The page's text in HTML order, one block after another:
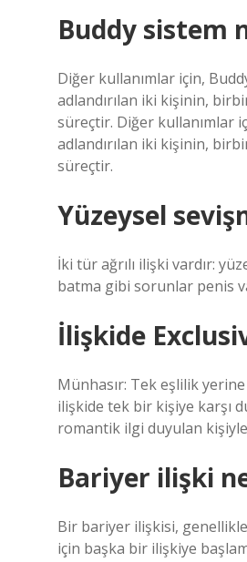
Buddy sistem
Diğer kullanımlar için,
adlandırılan iki kişinin,
süreçtir. Diğer kullanımlar
adlandırılan iki kişinin,
süreçtir.
Yüzeysel
İki tür ağrılı ilişki vardır:
batma gibi sorunlar penis
İlişkide
Münhasır: Tek eşlilik
ilişkide tek bir kişiye karşı
romantik ilgi duyulan
Bariyer ilişki
Bir bariyer ilişkisi,
için başka bir ilişkiye